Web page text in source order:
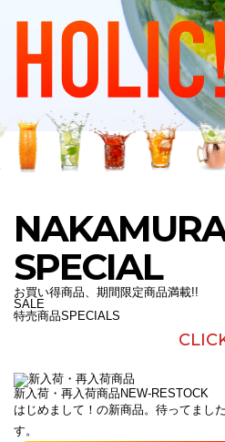
SPECIAL
お買い得商品、期間限定商品満載!!
SALE
特売商品SPECIALS
新入荷・再入荷商品 NEW-RESTOCK
はじめまして！の新商品。待ってまし
す。